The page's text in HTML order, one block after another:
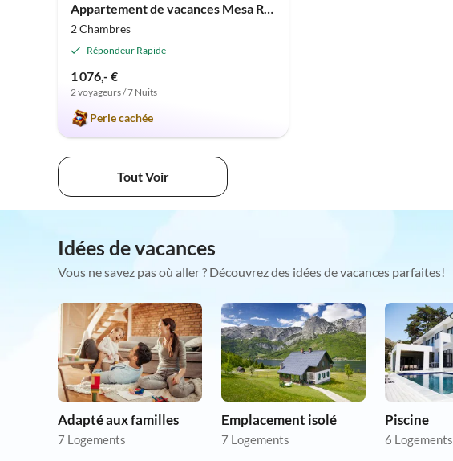
Appartement de vacances Mesa Riza
2 Chambres
Répondeur Rapide
1 076,- €
2 voyageurs / 7 Nuits
Perle cachée
Tout Voir
Idées de vacances
Vous ne savez pas où aller ? Découvrez des idées de vacances parfaites!
Adapté aux familles
7 Logements
Emplacement isolé
7 Logements
Piscine
6 Logements